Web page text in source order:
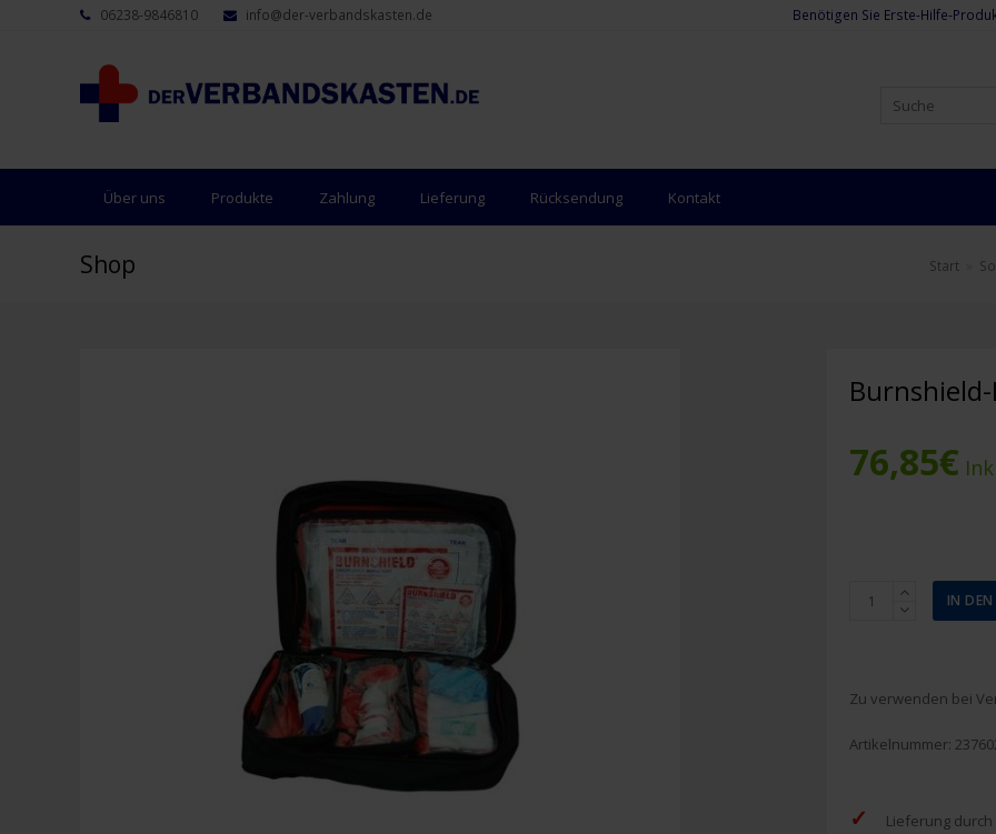
06238-9846810 info@der-verbandskasten.de Benötigen Sie Erste-Hilfe-
Über uns Produkte Zahlung Lieferung Rücksendung Kontakt
Shop Start
76,85€
Burnshield-
IN
Zu verwenden bei
Artikelnummer:
✓ Lieferung durch